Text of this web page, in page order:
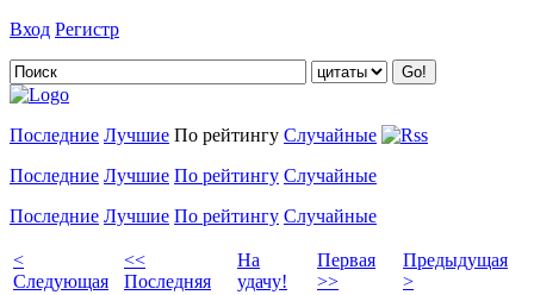
Вход Регистр
Последние Лучшие По рейтингу Случайные
Последние Лучшие По рейтингу Случайные
Последние Лучшие По рейтингу Случайные
<
Следующая
<<
Последняя
На
удачу!
Первая
>>
Предыдущая
>